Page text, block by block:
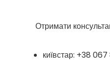
Отримати
київстар: +38